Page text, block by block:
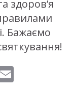
здоров’я
Бажаємо